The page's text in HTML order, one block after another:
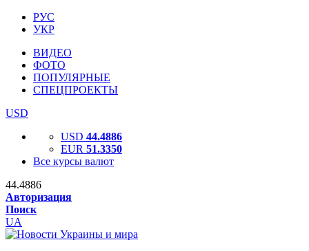
РУС
УКР
ВИДЕО
ФОТО
ПОПУЛЯРНЫЕ
СПЕЦПРОЕКТЫ
USD
USD 44.4886
EUR 51.3350
Все курсы валют
44.4886
Авторизация
Поиск
UA